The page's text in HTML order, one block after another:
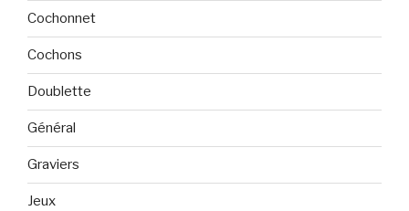
Cochonnet
Cochons
Doublette
Général
Graviers
Jeux